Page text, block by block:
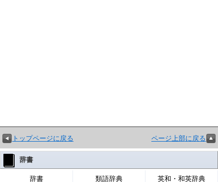
トップページに戻る ページ上部に戻る
辞書
辞書 類語辞典 英和・和英辞典